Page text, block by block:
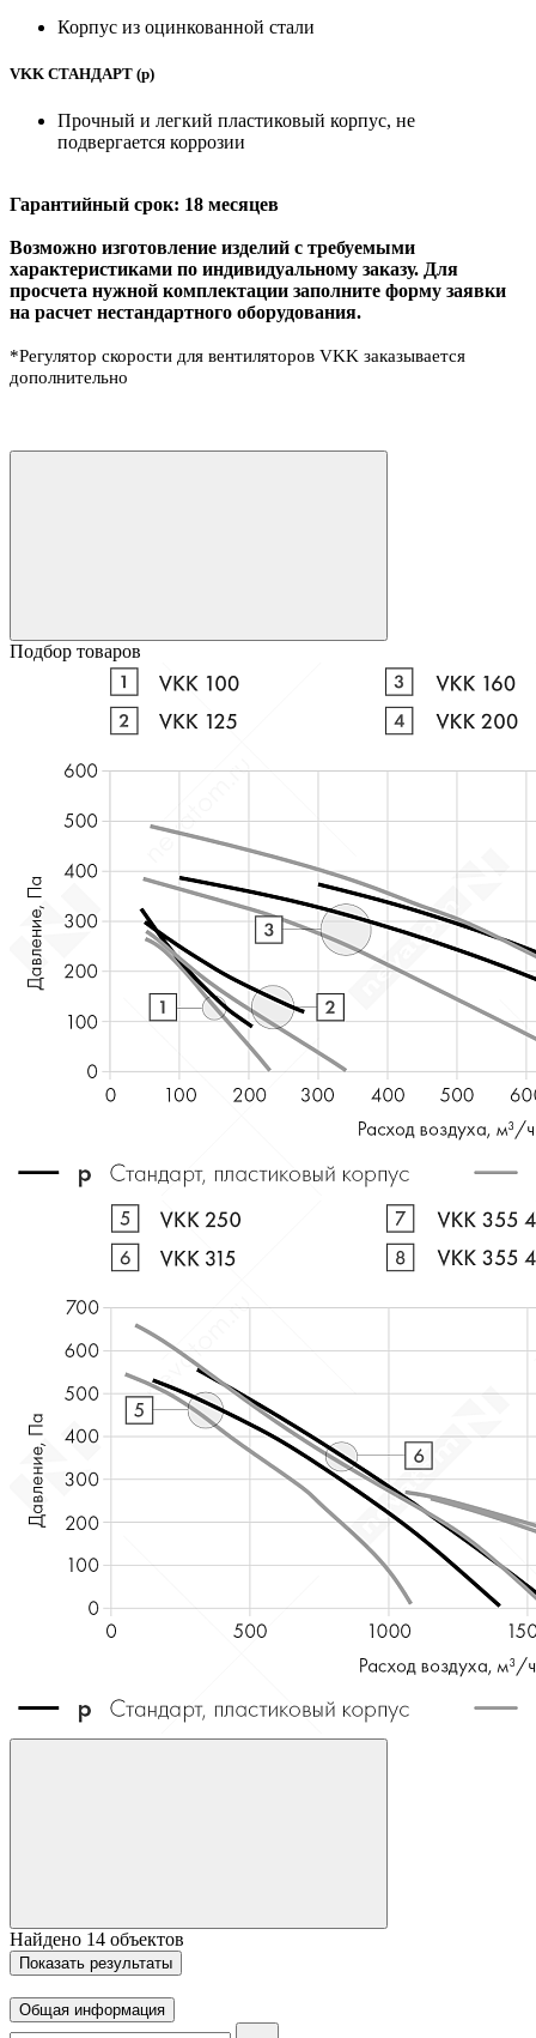
Корпус из оцинкованной стали
VKK СТАНДАРТ (p)
Прочный и легкий пластиковый корпус, не
подвергается коррозии
Гарантийный срок: 18 месяцев
Возможно изготовление изделий с требуемыми
характеристиками по индивидуальному заказу. Для
просчета нужной комплектации заполните форму заявки
на расчет нестандартного оборудования.
*Регулятор скорости для вентиляторов VKK заказывается
дополнительно
Подбор товаров
Найдено 14 объектов
Показать результаты
Общая информация